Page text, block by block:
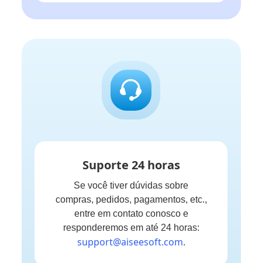
Suporte 24 horas
Se você tiver dúvidas sobre
compras, pedidos, pagamentos, etc.,
entre em contato conosco e
responderemos em até 24 horas:
support@aiseesoft.com.